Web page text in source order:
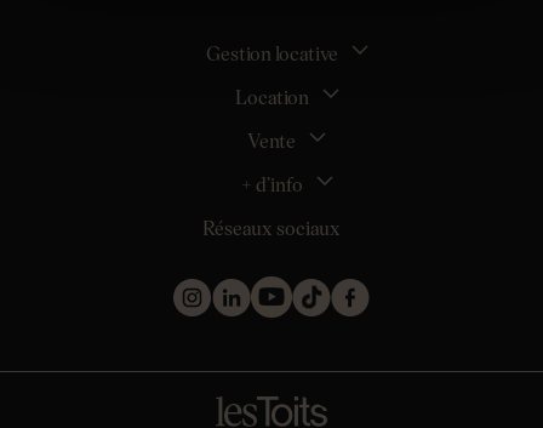
Gestion locative
La gestion locative
Location
Tous nos biens en location
Location appartement Saint-Sébastien-sur-Loire
Location maison Clisson (44190)
Location maison Rezé (44400)
Vente
Estimer mon bien
Maison Carquefou (44470)
Maison Couëron (44220)
Appartement Saint-Herblain (44800)
+ d’info
Inscription
Nos métiers
Les projets d’achat
Mentions légales
Politique de confidentialité
Réseaux sociaux